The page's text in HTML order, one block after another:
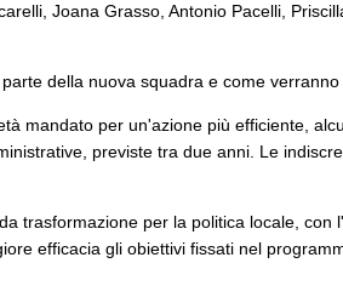
Joana Grasso, Antonio Pacelli,
della nuova squadra e come verranno
mandato per un'azione più efficiente,
previste tra due anni. Le
trasformazione per la politica locale, con
efficacia gli obiettivi fissati nel